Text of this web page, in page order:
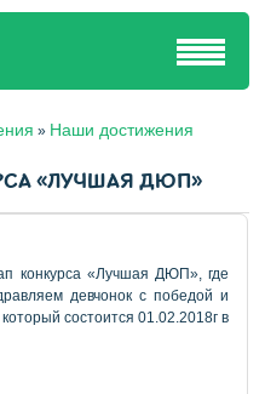
» Наши достижения
«ЛУЧШАЯ ДЮП»
конкурса «Лучшая ДЮП», где
девчонок с победой и
состоится 01.02.2018г в